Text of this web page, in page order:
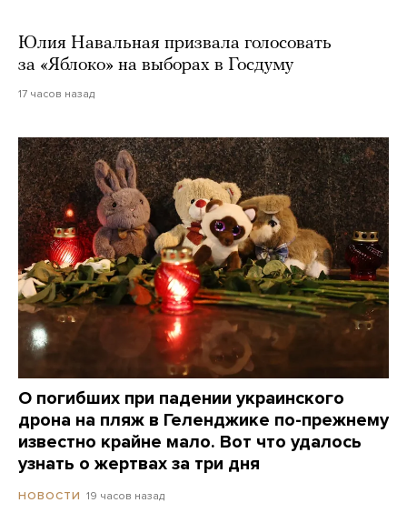
Юлия Навальная призвала голосовать
за «Яблоко» на выборах в Госдуму
17 часов назад
О погибших при падении украинского
дрона на пляж в Геленджике по-прежнему
известно крайне мало. Вот что удалось
узнать о жертвах за три дня
НОВОСТИ 19 часов назад